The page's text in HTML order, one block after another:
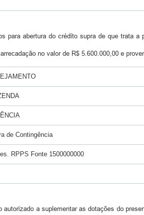
para abertura do crédito supra de que trata
no valor de R$ 5.600.000,00 e
de Contingência
RPPS Fonte 1500000000
autorizado a suplementar as dotações do